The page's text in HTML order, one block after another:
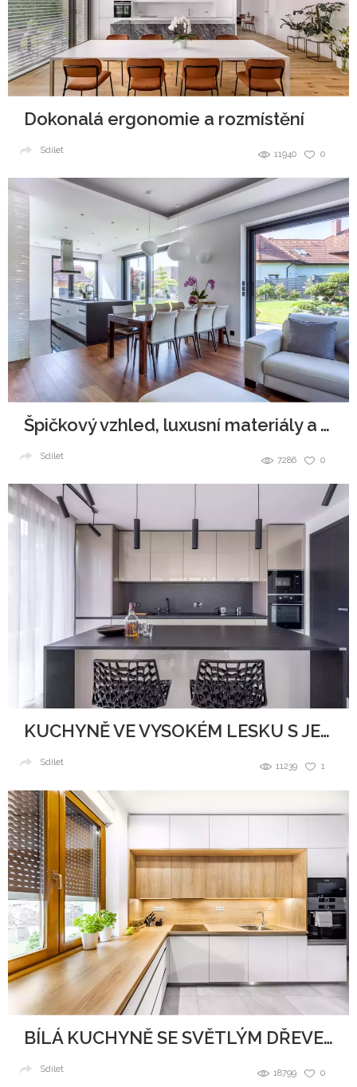
Dokonalá ergonomie a rozmístění
0
11940
Sdílet
Špičkový vzhled, luxusní materiály a všudypřítomná elegance.
0
7286
Sdílet
KUCHYNĚ VE VYSOKÉM LESKU S JEMNÝMI TŘPYTKAMI
1
11239
Sdílet
BÍLÁ KUCHYNĚ SE SVĚTLÝM DŘEVEM
0
18799
Sdílet